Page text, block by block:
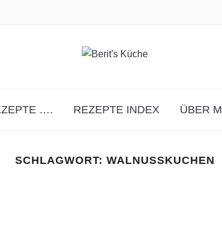
…. REZEPTE INDEX ÜBER
SCHLAGWORT: WALNUSSKUCHEN